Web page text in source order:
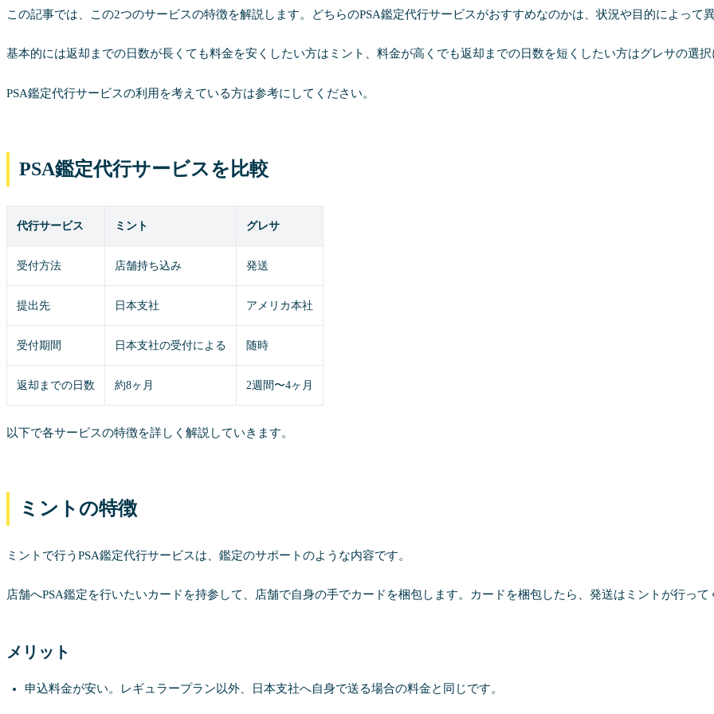
この記事では、この2つのサービスの特徴を解説します。どちらのPSA鑑定代行サービスがおすすめなのかは、状況や目的によって異
基本的には返却までの日数が長くても料金を安くしたい方はミント、料金が高くでも返却までの日数を短くしたい方はグレサの選択
PSA鑑定代行サービスの利用を考えている方は参考にしてください。
PSA鑑定代行サービスを比較
代行サービス ミント グレサ
受付方法 店舗持ち込み 発送
提出先 日本支社 アメリカ本社
受付期間 日本支社の受付による 随時
返却までの日数 約8ヶ月 2週間〜4ヶ月
以下で各サービスの特徴を詳しく解説していきます。
ミントの特徴
ミントで行うPSA鑑定代行サービスは、鑑定のサポートのような内容です。
店舗へPSA鑑定を行いたいカードを持参して、店舗で自身の手でカードを梱包します。カードを梱包したら、発送はミントが行って
メリット
申込料金が安い。レギュラープラン以外、日本支社へ自身で送る場合の料金と同じです。